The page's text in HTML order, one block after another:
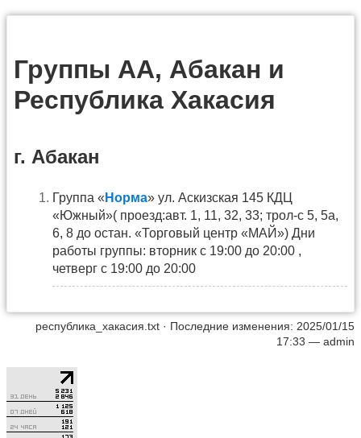
Группы АА, Абакан и
Республика Хакасия
г. Абакан
Группа « Норма» ул. Аскизская 145 КДЦ
«Южный»( проезд:авт. 1, 11, 32, 33; трол-с 5, 5а,
6, 8 до остан. «Торговый центр «МАЙ») Дни
работы группы: вторник с 19:00 до 20:00 ,
четверг с 19:00 до 20:00
республика_хакасия.txt · Последние изменения: 2025/01/15
17:33 — admin